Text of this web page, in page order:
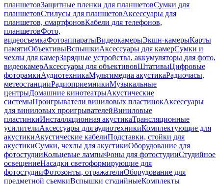
планшетовЗащитные пленки для планшетовСумки для
планшетовСтилусы для планшетовАксессуары для
планшетов, смартфоновКабели для телефонов,
планшетовФото,
видеосъемкаФотоаппаратыВидеокамерыЭкшн-камерыКарты
памятиОбъективыВспышкиАксессуары для камерСумки и
чехлы для камерЗарядные устройства, аккумуляторы для фото,
видеокамерАксессуары для объективовШтативыЦифровые
фоторамкиАудиотехникаМультимедиа акустикаРадиочасы,
метеостанцииРадиоприемникиМузыкальные
центрыДомашние кинотеатрыАкустические
системыПроигрыватели виниловых пластинокАксессуары
для виниловых проигрывателейВиниловые
пластинкиИнсталляционная акустикаТрансляционные
усилителиАксессуары для аудиотехникиКомплектующие для
акустикиАкустические кабелиПодставки, стойки для
акустикиСумки, чехлы для акустикиОборудование для
фотостудииКольцевые лампыФоны для фотостудииСтудийное
освещениеНасадки светоформирующие для
фотостудииФотозонты, отражателиОборудование для
предметной съемкиВспышки студийныеКомплекты